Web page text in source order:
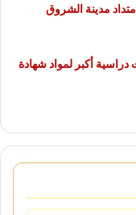
مدينة الشروق
دراسية أكبر لمواد شهادة